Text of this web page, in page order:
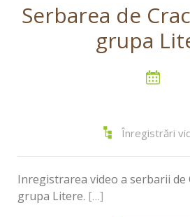
Serbarea de
grupa
Înregistrări
Inregistrarea video a serbarii de
grupa Litere. […]